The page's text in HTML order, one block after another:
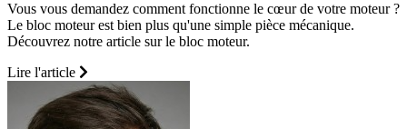
Vous vous demandez comment fonctionne le cœur de votre moteur ?
Le bloc moteur est bien plus qu'une simple pièce mécanique.
Découvrez notre article sur le bloc moteur.
Lire l'article